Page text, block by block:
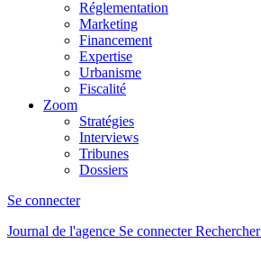
Réglementation
Marketing
Financement
Expertise
Urbanisme
Fiscalité
Zoom
Stratégies
Interviews
Tribunes
Dossiers
Se connecter
Journal de l'agence Se connecterRechercher